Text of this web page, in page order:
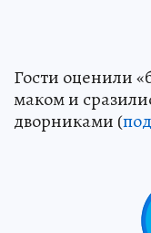
Гости оценили
маком и
дворниками (